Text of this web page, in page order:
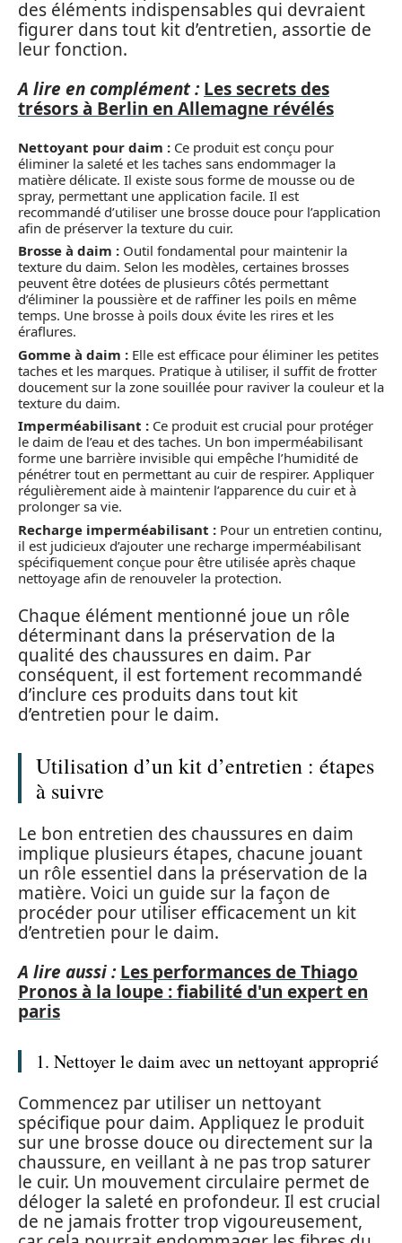
des éléments indispensables qui devraient
figurer dans tout kit d’entretien, assortie de
leur fonction.
A lire en complément : Les secrets des
trésors à Berlin en Allemagne révélés
Nettoyant pour daim : Ce produit est conçu pour
éliminer la saleté et les taches sans endommager la
matière délicate. Il existe sous forme de mousse ou de
spray, permettant une application facile. Il est
recommandé d’utiliser une brosse douce pour l’application
afin de préserver la texture du cuir.
Brosse à daim : Outil fondamental pour maintenir la
texture du daim. Selon les modèles, certaines brosses
peuvent être dotées de plusieurs côtés permettant
d’éliminer la poussière et de raffiner les poils en même
temps. Une brosse à poils doux évite les rires et les
éraflures.
Gomme à daim : Elle est efficace pour éliminer les petites
taches et les marques. Pratique à utiliser, il suffit de frotter
doucement sur la zone souillée pour raviver la couleur et la
texture du daim.
Imperméabilisant : Ce produit est crucial pour protéger
le daim de l’eau et des taches. Un bon imperméabilisant
forme une barrière invisible qui empêche l’humidité de
pénétrer tout en permettant au cuir de respirer. Appliquer
régulièrement aide à maintenir l’apparence du cuir et à
prolonger sa vie.
Recharge imperméabilisant : Pour un entretien continu,
il est judicieux d’ajouter une recharge imperméabilisant
spécifiquement conçue pour être utilisée après chaque
nettoyage afin de renouveler la protection.
Chaque élément mentionné joue un rôle
déterminant dans la préservation de la
qualité des chaussures en daim. Par
conséquent, il est fortement recommandé
d’inclure ces produits dans tout kit
d’entretien pour le daim.
Utilisation d’un kit d’entretien : étapes
à suivre
Le bon entretien des chaussures en daim
implique plusieurs étapes, chacune jouant
un rôle essentiel dans la préservation de la
matière. Voici un guide sur la façon de
procéder pour utiliser efficacement un kit
d’entretien pour le daim.
A lire aussi : Les performances de Thiago
Pronos à la loupe : fiabilité d'un expert en
paris
1. Nettoyer le daim avec un nettoyant approprié
Commencez par utiliser un nettoyant
spécifique pour daim. Appliquez le produit
sur une brosse douce ou directement sur la
chaussure, en veillant à ne pas trop saturer
le cuir. Un mouvement circulaire permet de
déloger la saleté en profondeur. Il est crucial
de ne jamais frotter trop vigoureusement,